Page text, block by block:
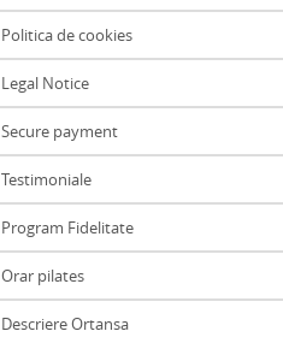
Politica de cookies
Legal Notice
Secure payment
Testimoniale
Program Fidelitate
Orar pilates
Descriere Ortansa